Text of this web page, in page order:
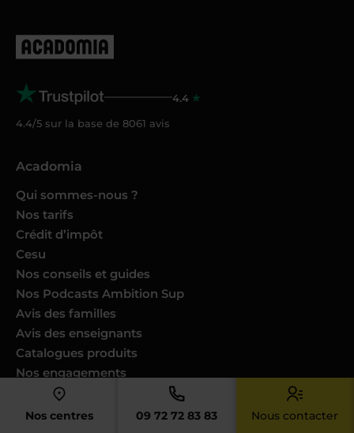
Nos centres 09 72 72 83 83 Nous contacter
4.4
4.4/5 sur la base de 8061 avis
Acadomia
Qui sommes-nous ?
Nos tarifs
Crédit d’impôt
Cesu
Nos conseils et guides
Nos Podcasts Ambition Sup
Avis des familles
Avis des enseignants
Catalogues produits
Nos engagements
Nous joindre
Devenir enseignant